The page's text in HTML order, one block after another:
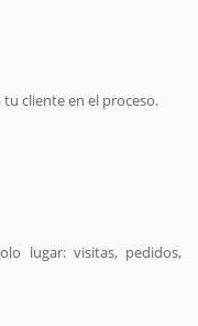
cliente en el proceso.
lugar: visitas, pedidos,